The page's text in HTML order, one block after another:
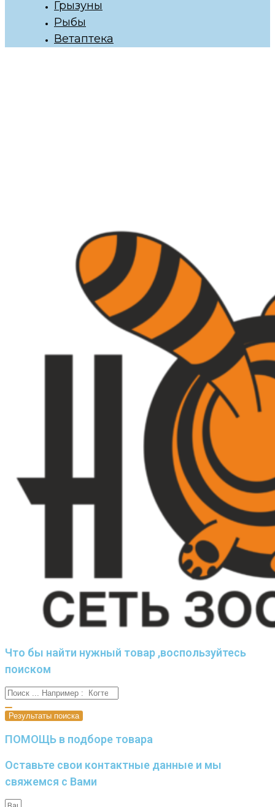
Грызуны
Рыбы
Ветаптека
Что бы найти нужный товар ,воспользуйтесь
поиском
Результаты поиска
ПОМОЩЬ в подборе товара
Оставьте свои контактные данные и мы
свяжемся с Вами